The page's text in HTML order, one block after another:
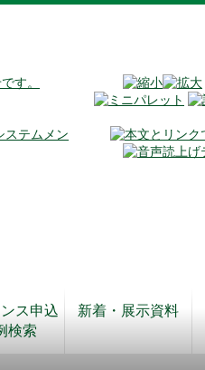
す。
ステムメン
ス申込
検索
新着・展示資料